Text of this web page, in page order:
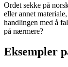
Ordet sekke på
eller annet
handlingen med å
på nærmere?
Eksempler